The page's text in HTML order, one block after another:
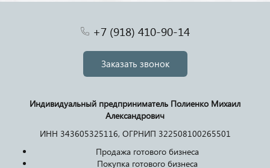
+7 (918) 410-90-14
Заказать звонок
Индивидуальный предприниматель Полиенко Михаил
Александрович
ИНН 343605325116, ОГРНИП 322508100265501
Продажа готового бизнеса
Покупка готового бизнеса